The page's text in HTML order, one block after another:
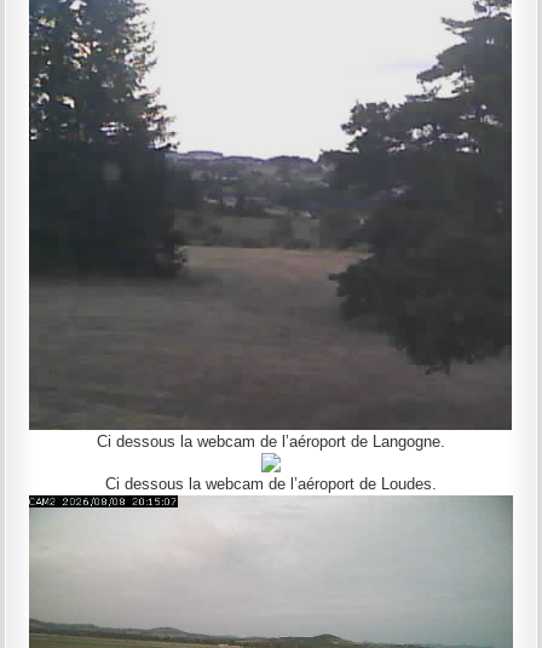
Ci dessous la webcam de l’aéroport de Langogne.
Ci dessous la webcam de l’aéroport de Loudes.